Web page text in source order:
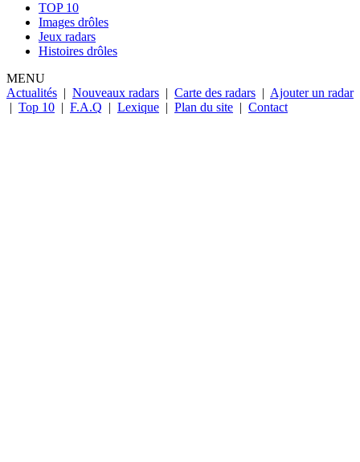
TOP 10
Images drôles
Jeux radars
Histoires drôles
MENU
Actualités | Nouveaux radars | Carte des radars | Ajouter un radar
| Top 10 | F.A.Q | Lexique | Plan du site | Contact